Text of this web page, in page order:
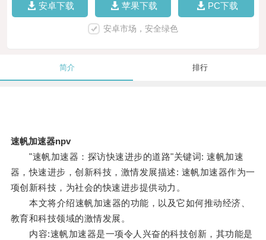
安卓下载 苹果下载 PC下载
安卓市场，安全绿色
简介 排行
速帆加速器npv
"速帆加速器：探访快速进步的道路"关键词: 速帆加速
器，快速进步，创新科技，激情发展描述: 速帆加速器作为一
项创新科技，为社会的快速进步提供动力。
本文将介绍速帆加速器的功能，以及它如何推动经济、
教育和科技领域的激情发展。
内容:速帆加速器是一项令人兴奋的科技创新，其功能是